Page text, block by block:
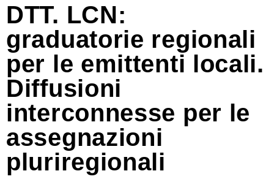
DTT. LCN:
graduatorie regionali
per le emittenti locali.
Diffusioni
interconnesse per le
assegnazioni
pluriregionali